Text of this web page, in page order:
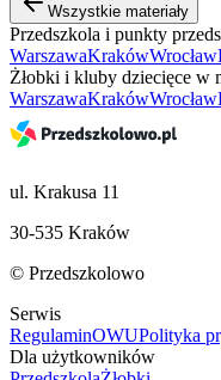
Wszystkie materiały
Przedszkola i punkty
WarszawaKrakówWrocław
Żłobki i kluby dziecięce w
WarszawaKrakówWrocław
ul. Krakusa 11
30-535 Kraków
© Przedszkolowo
Serwis
RegulaminOWUPolityka
Dla użytkowników